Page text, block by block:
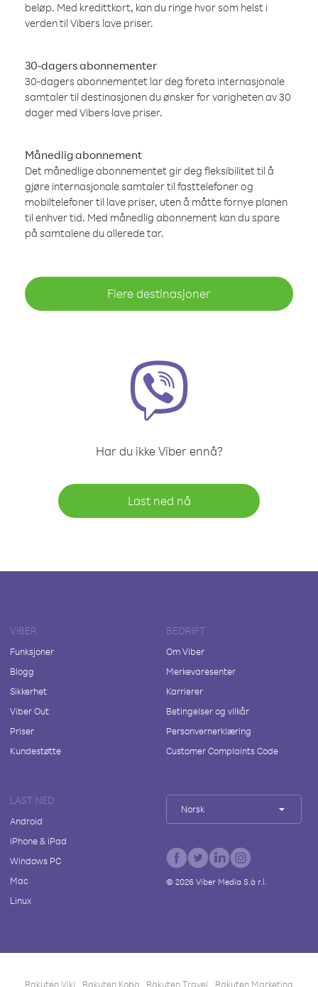
beløp. Med kredittkort, kan du ringe hvor som helst i
verden til Vibers lave priser.
30-dagers abonnementer
30-dagers abonnementet lar deg foreta internasjonale
samtaler til destinasjonen du ønsker for varigheten av 30
dager med Vibers lave priser.
Månedlig abonnement
Det månedlige abonnementet gir deg fleksibilitet til å
gjøre internasjonale samtaler til fasttelefoner og
mobiltelefoner til lave priser, uten å måtte fornye planen
til enhver tid. Med månedlig abonnement kan du spare
på samtalene du allerede tar.
Flere destinasjoner
Har du ikke Viber ennå?
Last ned nå
VIBER
Funksjoner
Blogg
Sikkerhet
Viber Out
Priser
Kundestøtte
BEDRIFT
Om Viber
Merkevaresenter
Karrierer
Betingelser og vilkår
Personvernerklæring
Customer Complaints Code
LAST NED
Android
iPhone & iPad
Windows PC
Mac
Linux
Norsk
© 2026Viber Media S.à r.l.
Rakuten Viki Rakuten Kobo Rakuten Travel Rakuten Marketing